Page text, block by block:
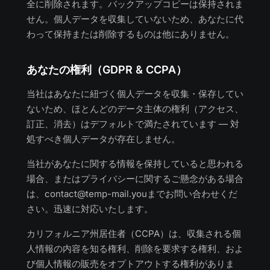
全に削除されます。バックアップコピーは保持されま
せん。個人データを収集していないため、あなたに代
わって保持または削除するものは他にありません。
あなたの権利（GDPR & CCPA）
当社はあなたに紐づく個人データを収集・保存してい
ないため、ほとんどのデータ主体の権利（アクセス、
訂正、消去）はデフォルトで満たされています — 対
処すべき個人データが存在しません。
当社があなたに関する情報を保持していると思われる
場合、またはプライバシーに関するご懸念がある場合
は、 contact@temp-mail.you までお問い合わせくだ
さい。迅速に対応いたします。
カリフォルニア州居住者（CCPA）は、収集される個
人情報の内容を知る権利、削除を要求する権利、およ
び個人情報の販売をオプトアウトする権利がありま